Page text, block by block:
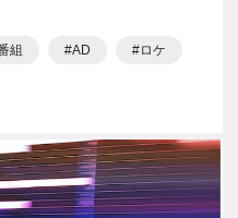
組 AD ロケ